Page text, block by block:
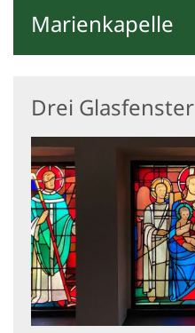
Marienkapelle
Drei Glasfenster